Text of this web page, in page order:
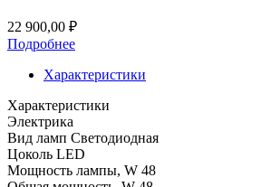
22 900,00 ₽
Подробнее
Характеристики
Характеристики
Электрика
Вид ламп Светодиодная
Цоколь LED
Мощность лампы, W 48